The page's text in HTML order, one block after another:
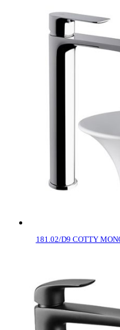
181.02/D9 COTTY